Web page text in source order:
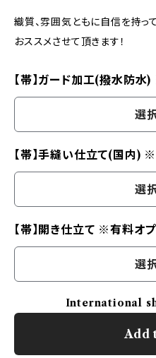
織質、雰囲気ともに自信を持って
おススメさせて頂きます！
【帯】ガード加工(撥水防
選
【帯】手縫い仕立て(国内)
選
【帯】開き仕立て ※有料オ
選
International
Add